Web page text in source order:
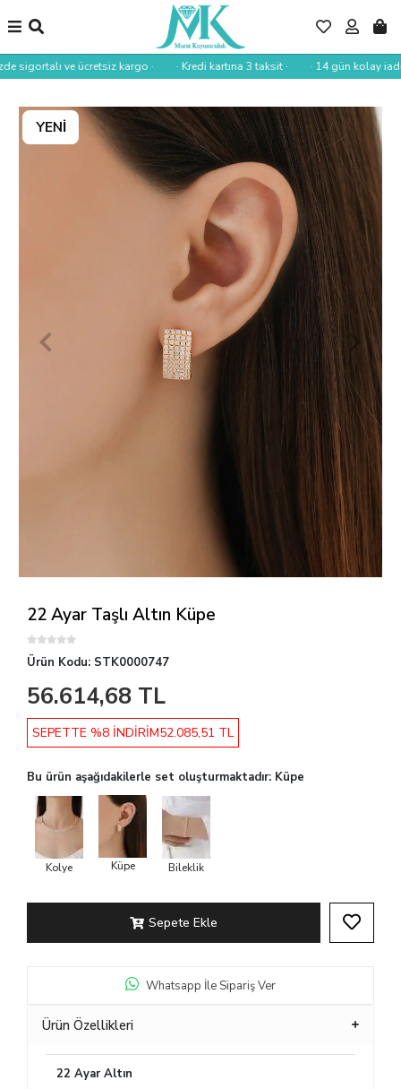
sigortalı ve ücretsiz kargo · · Kredi kartına 3 taksit · · 14 gün kolay iade
22 Ayar Taşlı Altın Küpe
Ürün Kodu: STK0000747
56.614,68 TL
SEPETTE %8 İNDİRİM52.085,51 TL
Bu ürün aşağıdakilerle set oluşturmaktadır: Küpe
Kolye Küpe Bileklik
Sepete Ekle
Whatsapp İle Sipariş Ver
Ürün Özellikleri
22 Ayar Altın